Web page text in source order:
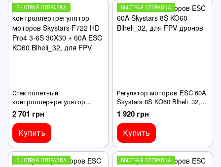
БЫСТРАЯ ОТПРАВКА
Стек полетный
контроллер+регулятор
моторов Skystars F722 HD
Pro4 3-6S 30X30 + 60A ESC
KO60 Blheli_32, для FPV
2 701 грн
Купить
БЫСТРАЯ ОТПРАВКА
Регулятор моторов ESC 60A
Skystars 8S KO60 Blheli_32,
для FPV дронов
1 920 грн
Купить
БЫСТРАЯ ОТПРАВКА БЫСТРАЯ ОТПРАВКА